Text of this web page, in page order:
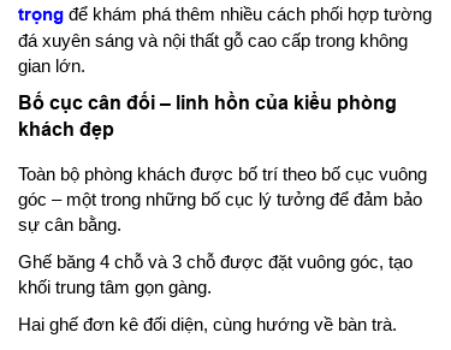
trọng để khám phá thêm nhiều cách phối hợp tường
đá xuyên sáng và nội thất gỗ cao cấp trong không
gian lớn.
Bố cục cân đối – linh hồn của kiểu phòng
khách đẹp
Toàn bộ phòng khách được bố trí theo bố cục vuông
góc – một trong những bố cục lý tưởng để đảm bảo
sự cân bằng.
Ghế băng 4 chỗ và 3 chỗ được đặt vuông góc, tạo
khối trung tâm gọn gàng.
Hai ghế đơn kê đối diện, cùng hướng về bàn trà.